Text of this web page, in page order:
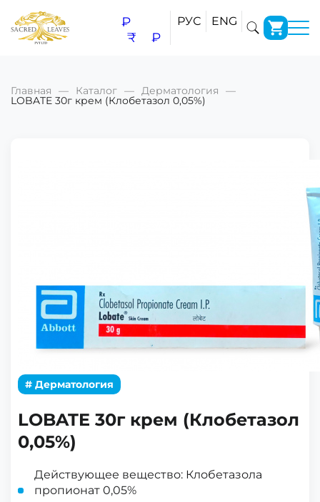
₽
₹
₽
РУС ENG
Главная Каталог Дерматология
LOBATE 30г крем (Клобетазол 0,05%)
# Дерматология
LOBATE 30г крем (Клобетазол
0,05%)
Действующее вещество: Клобетазола
пропионат 0,05%